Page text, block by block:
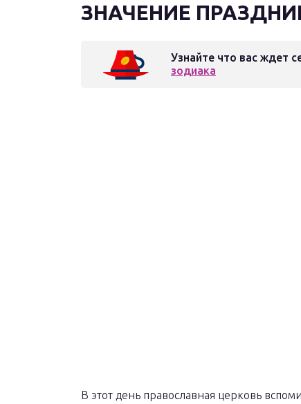
ЗНАЧЕНИЕ
Узнайте что вас ждет
зодиака
В этот день православная церковь